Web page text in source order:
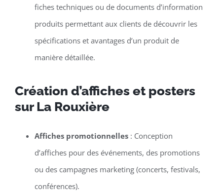
fiches techniques ou de documents d’information
produits permettant aux clients de découvrir les
spécifications et avantages d’un produit de
manière détaillée.
Création d’affiches et posters
sur La Rouxière
Affiches promotionnelles: Conception
d’affiches pour des événements, des promotions
ou des campagnes marketing (concerts, festivals,
conférences).